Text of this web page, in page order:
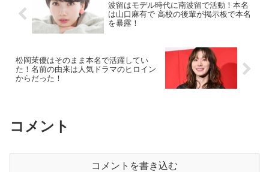
波留はモデル時代に南波留で活動！本名
は山口麻有で 高校の後輩が掲示板で本名
を暴露！
松岡茉優はそのまま本名で活躍してい
た！名前の由来は人気ドラマのヒロイン
からだった！
コメント
コメントを書き込む